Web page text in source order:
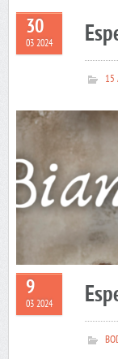
30
03 2024
15
9
03 2024